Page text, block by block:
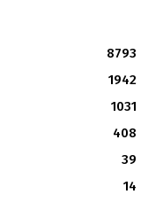
8793
1942
1031
408
39
14